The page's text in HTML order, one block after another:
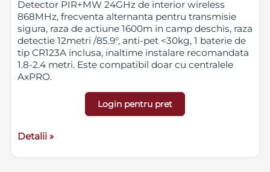
Detector PIR+MW 24GHz de interior wireless
868MHz, frecventa alternanta pentru transmisie
sigura, raza de actiune 1600m in camp deschis, raza
detectie 12metri /85.9°, anti-pet <30kg, 1 baterie de
tip CR123A inclusa, inaltime instalare recomandata
1.8-2.4 metri. Este compatibil doar cu centralele
AxPRO.
Login pentru pret
Detalii »